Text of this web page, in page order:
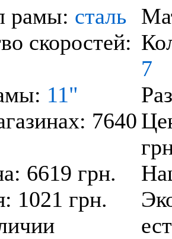
рамы: сталь
скоростей:
11"
7640
6619 грн.
1021 грн.
7